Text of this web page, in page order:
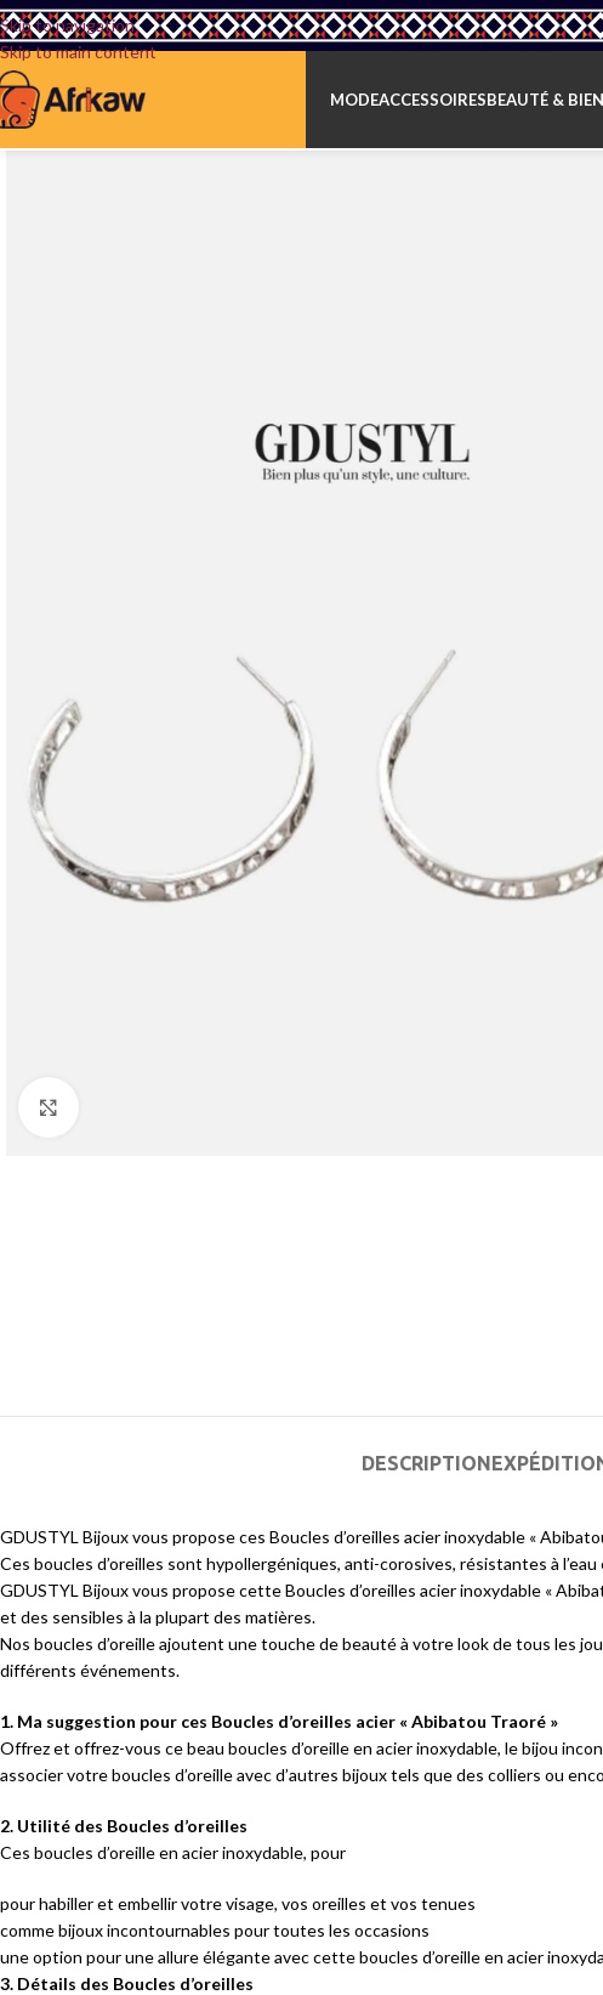
Skip to navigation
Skip to main content
MODEACCESSOIRESBEAUTÉ &
DESCRIPTION
GDUSTYL Bijoux vous propose ces Boucles d’oreilles acier inoxydable «
Ces boucles d’oreilles sont hypollergéniques, anti-corosives, résistantes à
GDUSTYL Bijoux vous propose cette Boucles d’oreilles acier inoxydable «
et des sensibles à la plupart des matières.
Nos boucles d’oreille ajoutent une touche de beauté à votre look de tous les
différents événements.
1. Ma suggestion pour ces Boucles d’oreilles acier « Abibatou Traoré »
Offrez et offrez-vous ce beau boucles d’oreille en acier inoxydable, le bijou
associer votre boucles d’oreille avec d’autres bijoux tels que des colliers ou
2. Utilité des Boucles d’oreilles
Ces boucles d’oreille en acier inoxydable, pour
pour habiller et embellir votre visage, vos oreilles et vos tenues
comme bijoux incontournables pour toutes les occasions
une option pour une allure élégante avec cette boucles d’oreille en acier
3. Détails des Boucles d’oreilles